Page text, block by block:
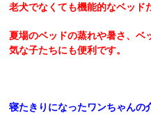
老犬でなくても機能的なベッド
夏場のベッドの蒸れや暑さ、ベ
気な子たちにも便利です。
寝たきりになったワンちゃんの